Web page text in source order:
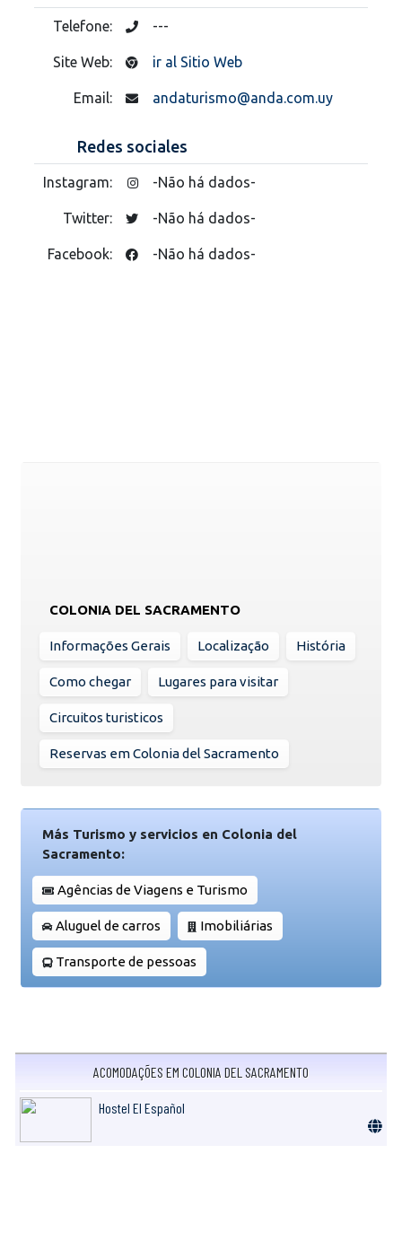
Telefone: ---
Site Web: ir al Sitio Web
Email: andaturismo@anda.com.uy
Redes sociales
Instagram: -Não há dados-
Twitter: -Não há dados-
Facebook: -Não há dados-
COLONIA DEL SACRAMENTO
Informações Gerais Localização História
Como chegar Lugares para visitar
Circuitos turisticos
Reservas em Colonia del Sacramento
Más Turismo y servicios en Colonia del
Sacramento:
Agências de Viagens e Turismo
Aluguel de carros Imobiliárias
Transporte de pessoas
ACOMODAÇÕES EM COLONIA DEL SACRAMENTO
Hostel El Español